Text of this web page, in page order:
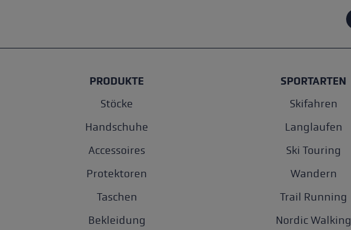
PRODUKTE
Stöcke
Handschuhe
Accessoires
Protektoren
Taschen
Bekleidung
SPORTARTEN
Skifahren
Langlaufen
Ski Touring
Wandern
Trail Running
Nordic Walking